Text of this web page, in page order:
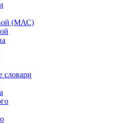
(МАС)
словари